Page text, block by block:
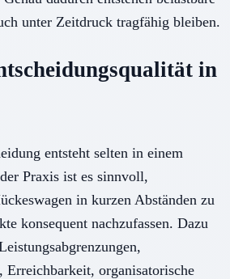
unter Zeitdruck tragfähig bleiben.
in
entsteht selten in einem
Praxis ist es sinnvoll,
in kurzen Abständen zu
konsequent nachzufassen. Dazu
organisatorische